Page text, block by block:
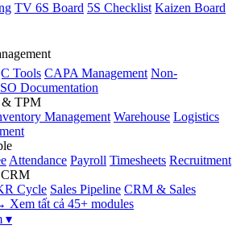
TV 6S Board 5S Checklist Kaizen Board
Tools CAPA Management Non-
Documentation
& TPM
Management Warehouse Logistics
Attendance Payroll Timesheets Recruitment
CRM
Cycle Sales Pipeline CRM & Sales
Xem tất cả 45+ modules
▾